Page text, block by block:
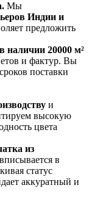
Мы
Индии и
предложить
в наличии 20000 м²
и фактур. Вы
поставки
и
высокую
цвета
из
в
статус
аккуратный и